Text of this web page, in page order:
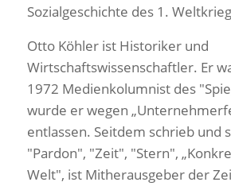
Sozialgeschichte des 1.
Otto Köhler ist Historiker und
Wirtschaftswissenschaftler. Er
1972 Medienkolumnist des
wurde er wegen
entlassen. Seitdem schrieb und
"Pardon", "Zeit", "Stern",
Welt", ist Mitherausgeber der